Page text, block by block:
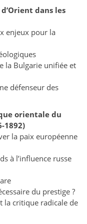
dans les
enjeux pour la
la Bulgarie unifiée et
défenseur des
orientale du
1892)
la paix européenne
à l’influence russe
du prestige ?
la critique radicale de